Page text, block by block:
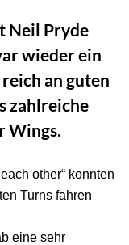
Neil Pryde
wieder ein
an guten
zahlreiche
Wings.
other“ konnten
Turns fahren
eine sehr